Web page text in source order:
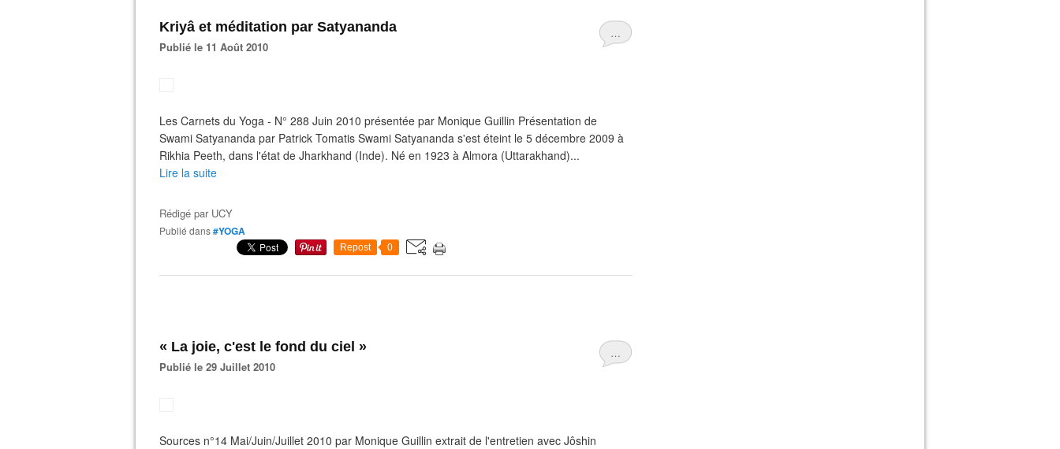
…
Kriyâ et méditation par Satyananda
Publié le 11 Août 2010
Les Carnets du Yoga - N° 288 Juin 2010 présentée par Monique Guillin Présentation de
Swami Satyananda par Patrick Tomatis Swami Satyananda s'est éteint le 5 décembre 2009 à
Rikhia Peeth, dans l'état de Jharkhand (Inde). Né en 1923 à Almora (Uttarakhand)...
Lire la suite
Rédigé par UCY
Publié dans#YOGA
Repost 0
…
« La joie, c'est le fond du ciel »
Publié le 29 Juillet 2010
Sources n°14 Mai/Juin/Juillet 2010 par Monique Guillin extrait de l'entretien avec Jôshin